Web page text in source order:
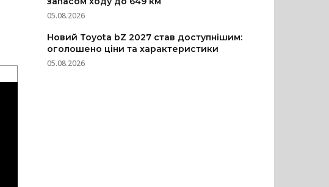
05.08.2026
Новий Toyota bZ 2027 став доступнішим:
оголошено ціни та характеристики
05.08.2026